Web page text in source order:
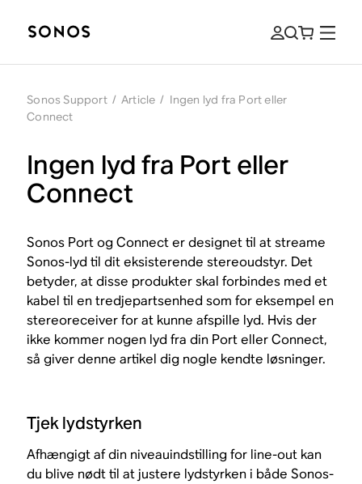
Sonos Support / Article / Ingen lyd fra Port eller
Connect
Ingen lyd fra Port eller
Connect
Sonos Port og Connect er designet til at streame
Sonos-lyd til dit eksisterende stereoudstyr. Det
betyder, at disse produkter skal forbindes med et
kabel til en tredjepartsenhed som for eksempel en
stereoreceiver for at kunne afspille lyd. Hvis der
ikke kommer nogen lyd fra din Port eller Connect,
så giver denne artikel dig nogle kendte løsninger.
Tjek lydstyrken
Afhængigt af din niveauindstilling for line-out kan
du blive nødt til at justere lydstyrken i både Sonos-